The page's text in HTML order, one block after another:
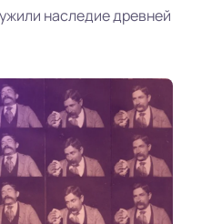
наследие древней